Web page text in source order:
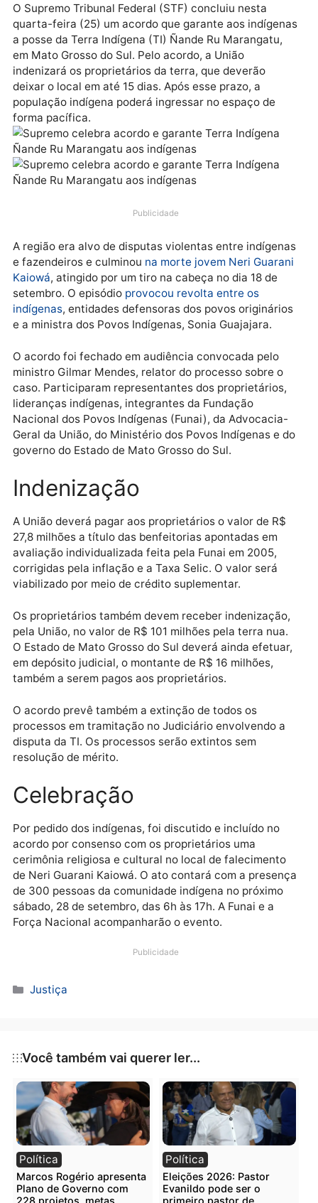
O Supremo Tribunal Federal (STF) concluiu nesta
quarta-feira (25) um acordo que garante aos
a posse da Terra Indígena (TI) Ñande Ru Marangatu,
em Mato Grosso do Sul. Pelo acordo, a União
indenizará os proprietários da terra, que deverão
deixar o local em até 15 dias. Após esse prazo, a
população indígena poderá ingressar no espaço de
forma pacífica.
Publicidade
A região era alvo de disputas violentas entre
e fazendeiros e culminouna morte jovem Neri
Kaiowá , atingido por um tiro na cabeça no dia 18 de
setembro. O episódioprovocou revolta entre os
indígenas , entidades defensoras dos povos
e a ministra dos Povos Indígenas, Sonia Guajajara.
O acordo foi fechado em audiência convocada pelo
caso. Participaram representantes dos proprietários,
lideranças indígenas, integrantes da Fundação
Nacional dos Povos Indígenas (Funai), da
Geral da União, do Ministério dos Povos Indígenas e
governo do Estado de Mato Grosso do Sul.
Indenização
A União deverá pagar aos proprietários o valor de R$
27,8 milhões a título das benfeitorias apontadas em
avaliação individualizada feita pela Funai em 2005,
corrigidas pela inflação e a Taxa Selic. O valor será
viabilizado por meio de crédito suplementar.
Os proprietários também devem receber
pela União, no valor de R$ 101 milhões pela terra
em depósito judicial, o montante de R$ 16 milhões,
também a serem pagos aos proprietários.
O acordo prevê também a extinção de todos os
processos em tramitação no Judiciário envolvendo a
disputa da TI. Os processos serão extintos sem
resolução de mérito.
Celebração
acordo por consenso com os proprietários uma
sábado, 28 de setembro, das 6h às 17h. A Funai e a
Força Nacional acompanharão o evento.
Publicidade
Categorias
Justiça